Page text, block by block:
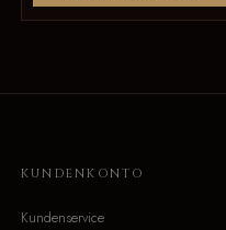
KUNDENKONTO
Kundenservice